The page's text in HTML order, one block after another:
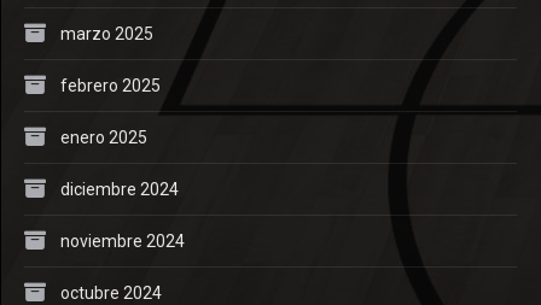
marzo 2025
febrero 2025
enero 2025
diciembre 2024
noviembre 2024
octubre 2024